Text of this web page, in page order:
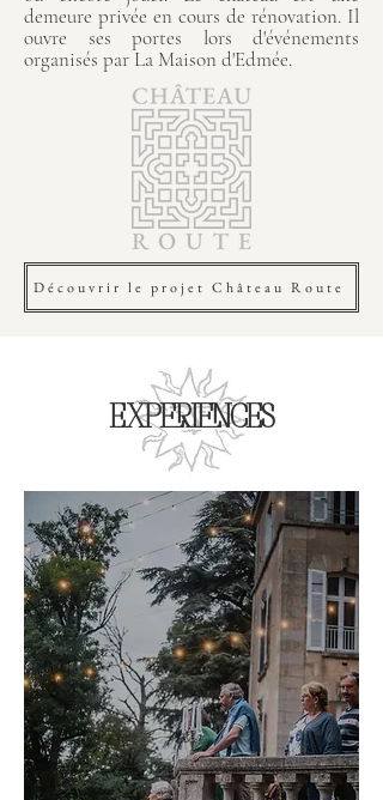
demeure privée en cours de rénovation. Il
ouvre ses portes lors d'événements
organisés par La Maison d'Edmée.
Découvrir le projet Château Route
EXPERIENCES